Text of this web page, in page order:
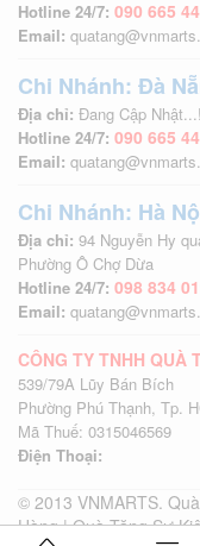
Hotline 24/7: 090 665
Email:
Chi Nhánh: Đà
Địa chỉ: Đang Cập Nhật...!
Hotline 24/7: 090 665
Email:
Chi Nhánh: Hà
Địa chỉ: 94 Nguyễn Hy
Phường Ô Chợ Dừa
Hotline 24/7: 098 834
Email:
CÔNG TY TNHH QUÀ
539/79A Lũy Bán Bích
Phường Phú Thạnh, Tp.
Mã Thuế: 0315046569
Điện Thoại:
© 2013 VNMARTS.
Hàng | Quà Tặng Sự